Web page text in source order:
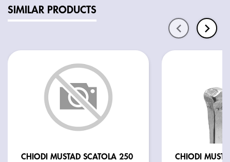
SIMILAR PRODUCTS
CHIODI MUSTAD SCATOLA 250